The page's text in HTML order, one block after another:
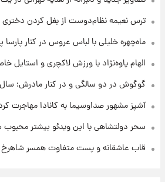
۱۹ ساعت پیش
ترس نعیمه نظام‌دوست از بغل کردن دختری
ماه‌چهره خلیلی با لباس عروس در کنار پارسا
الهام پاوه‌نژاد با ورزش لاکچری و استایل
گوگوش در دو سالگی و در کنار مادرش؛ سال ۱۳۳۱
آشپز مشهور صداوسیما به کانادا مهاجرت
سحر دولتشاهی با این ویدئو بیشتر
قاب عاشقانه و پست متفاوت همسر